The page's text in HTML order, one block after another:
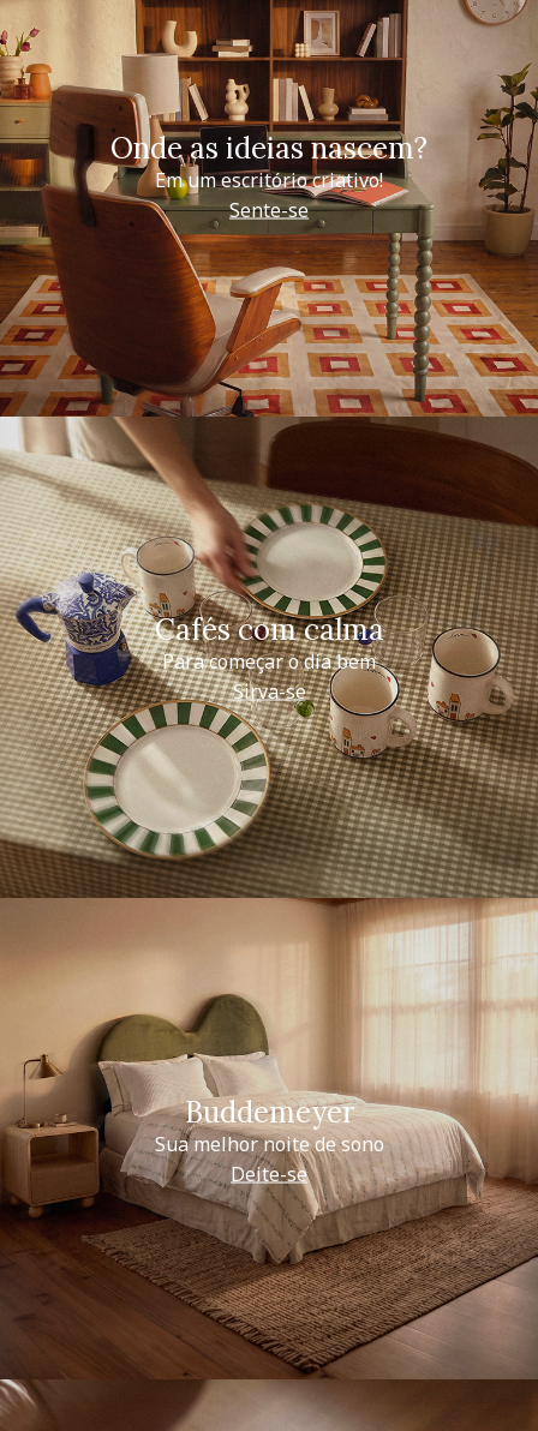
Onde as ideias nascem?
Em um escritório criativo!
Sente-se
Cafés com calma
Para começar o dia bem
Sirva-se
Buddemeyer
Sua melhor noite de sono
Deite-se